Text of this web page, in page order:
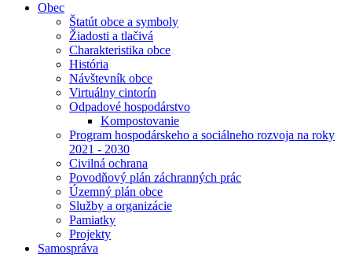
Obec
Štatút obce a symboly
Žiadosti a tlačivá
Charakteristika obce
História
Návštevník obce
Virtuálny cintorín
Odpadové hospodárstvo
Kompostovanie
Program hospodárskeho a sociálneho rozvoja na roky
2021 - 2030
Civilná ochrana
Povodňový plán záchranných prác
Územný plán obce
Služby a organizácie
Pamiatky
Projekty
Samospráva